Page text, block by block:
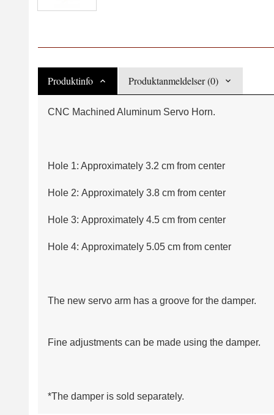
Produktinfo Produktanmeldelser (0)
CNC Machined Aluminum Servo Horn.
Hole 1: Approximately 3.2 cm from center
Hole 2: Approximately 3.8 cm from center
Hole 3: Approximately 4.5 cm from center
Hole 4: Approximately 5.05 cm from center
The new servo arm has a groove for the damper.
Fine adjustments can be made using the damper.
*The damper is sold separately.